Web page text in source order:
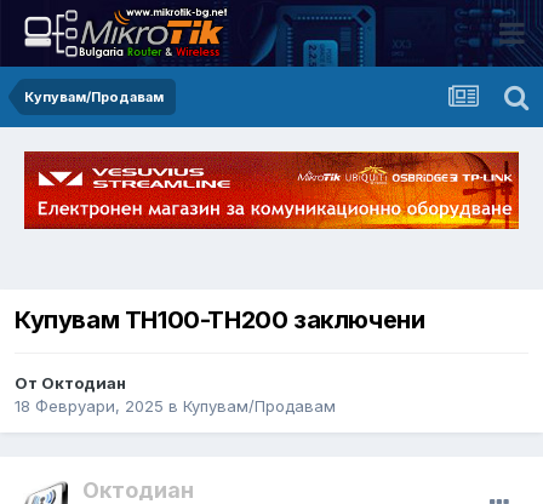
Купувам/Продавам
Купувам TH100-TH200 заключени
От Октодиан
18 Февруари, 2025 в Купувам/Продавам
Октодиан